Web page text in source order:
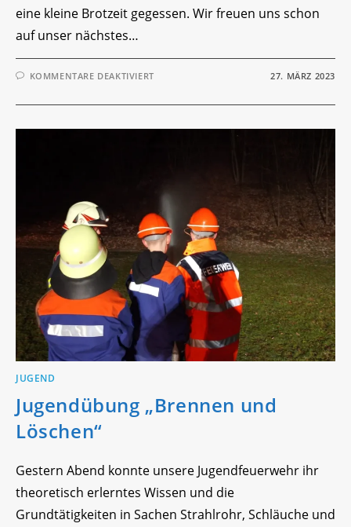
eine kleine Brotzeit gegessen. Wir freuen uns schon
auf unser nächstes…
KOMMENTARE DEAKTIVIERTFÜR 27. MÄRZ 2023
JUGEND
Jugendübung „Brennen und
Löschen“
Gestern Abend konnte unsere Jugendfeuerwehr ihr
theoretisch erlerntes Wissen und die
Grundtätigkeiten in Sachen Strahlrohr, Schläuche und